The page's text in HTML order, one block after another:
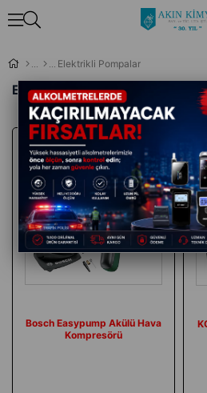
Elektrikli Pompalar
Elektrikli Pompalar
Bosch Easypump Akülü Hava
Kompresörü
İndirim
Ücretsiz
Kargo